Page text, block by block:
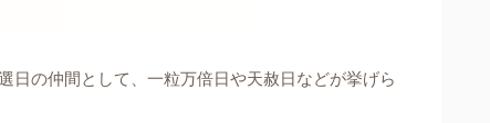
日の仲間として、一粒万倍日や天赦日などが挙げら